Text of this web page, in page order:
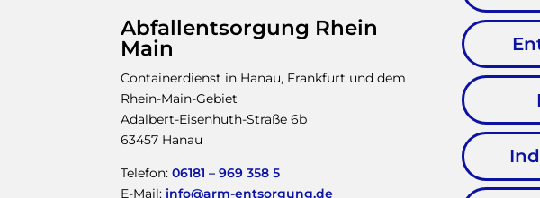
Abfallentsorgung Rhein
Main
Containerdienst in Hanau, Frankfurt und dem
Rhein-Main-Gebiet
Adalbert-Eisenhuth-Straße 6b
63457 Hanau
Telefon:06181 – 969 358 5
E-Mail: info@arm-entsorgung.de